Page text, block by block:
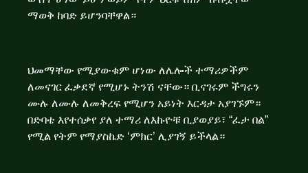
ማወቅ ከባድ ይሆንባቸዋል።
ህመማቸው የሚያውቁም ሆነው ለሌሎች ተማሪዎችም
ለመናገር ፈቃደኛ የሚሆኑ ትንሽ ናቸው። ቢናገሩም ችግሩን
ሙሉ ለሙሉ ለመቅረፍ የሚሆን አይነት እርዳታ አያገኙም።
በድባቴ እየተሰቃየ ያለ ተማሪ ለእኩዮቹ ቢያወያይ፣ “ፈታ በል”
የሚል የትም የማያስኬድ ‘ምክር’ ሊያገኝ ይችላል።